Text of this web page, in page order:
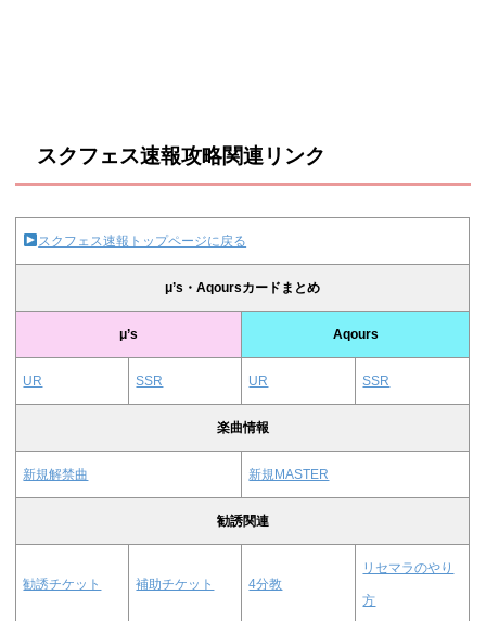
スクフェス速報攻略関連リンク
スクフェス速報トップページに戻る
μ’s・Aqoursカードまとめ
μ’s Aqours
UR SSR UR SSR
楽曲情報
新規解禁曲 新規MASTER
勧誘関連
勧誘チケット 補助チケット 4分教
リセマラのやり
方